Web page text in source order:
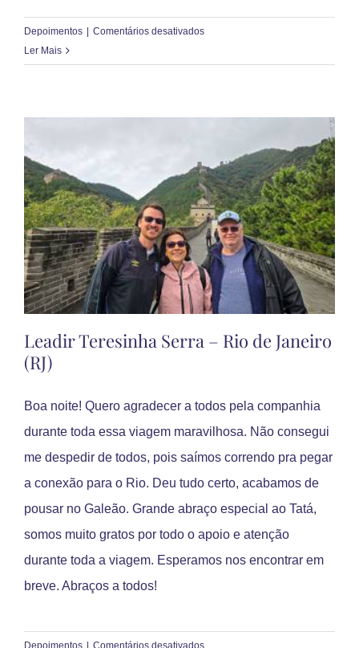
Depoimentos | Comentários desativadosem
Da
(SP)
Ler Mais
Leadir Teresinha Serra – Rio de Janeiro
(RJ)
Boa noite! Quero agradecer a todos pela companhia
durante toda essa viagem maravilhosa. Não consegui
me despedir de todos, pois saímos correndo pra pegar
a conexão para o Rio. Deu tudo certo, acabamos de
pousar no Galeão. Grande abraço especial ao Tatá,
somos muito gratos por todo o apoio e atenção
durante toda a viagem. Esperamos nos encontrar em
breve. Abraços a todos!
Depoimentos | Comentários desativadosem